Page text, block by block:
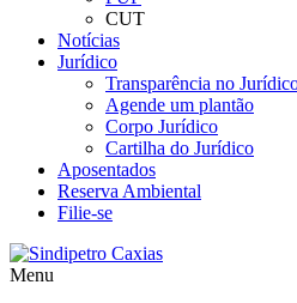
CUT
Notícias
Jurídico
Transparência no
Agende um plantão
Corpo Jurídico
Cartilha do Jurídico
Aposentados
Reserva Ambiental
Filie-se
Menu